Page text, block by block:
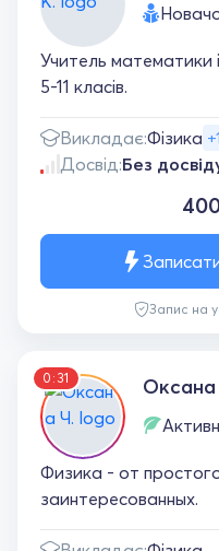
Учитель математики
5-11 класів.
Викладає:Фізика +1
Досвід:Без
Запис на
0:31
Физика - от
заинтересованных.